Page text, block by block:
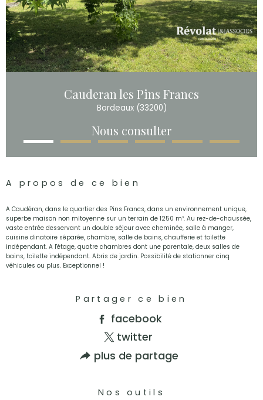
Cauderan les Pins Francs
Bordeaux (33200)
Nous consulter
A propos de ce bien
A Caudéran, dans le quartier des Pins Francs, dans un environnement unique,
superbe maison non mitoyenne sur un terrain de 1250 m². Au rez-de-chaussée,
vaste entrée desservant un double séjour avec cheminée, salle à manger,
cuisine dinatoire séparée, chambre, salle de bains, chaufferie et toilette
indépendant. A l'étage, quatre chambres dont une parentale, deux salles de
bains, toilette indépendant. Abris de jardin. Possibilité de stationner cinq
véhicules ou plus. Exceptionnel !
Partager ce bien
facebook
twitter
plus de partage
Nos outils